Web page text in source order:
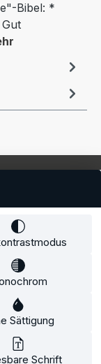
Bibel: *
zzgl.
wenn
Sättigung
Schrift